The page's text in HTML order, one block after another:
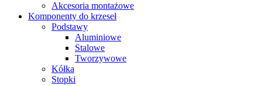
Akcesoria montażowe
Komponenty do krzeseł
Podstawy
Aluminiowe
Stalowe
Tworzywowe
Kółka
Stopki